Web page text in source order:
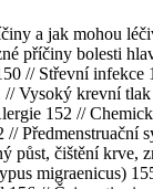
a jak mohou
příčiny bolesti
// Střevní infekce
// Vysoký krevní
152 //
Předmenstruační
půst, čištění krve,
migraenicus)